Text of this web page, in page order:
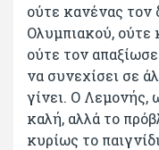
ούτε κανένας τον
Ολυμπιακού, ούτε
ούτε τον
να συνεχίσει σε
γίνει. Ο Λεμονής,
καλή, αλλά το
κυρίως το